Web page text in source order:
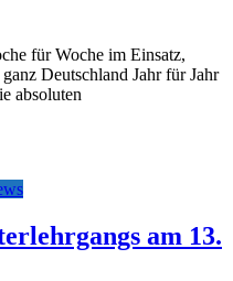
für Woche im Einsatz,
Deutschland Jahr für Jahr
absoluten
am 13.